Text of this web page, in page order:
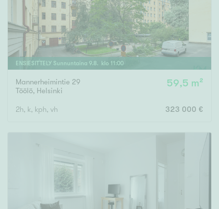
ENSIESITTELY Sunnuntaina 9.8. klo 11 :00
Mannerheimintie 29
Töölö, Helsinki
59,5 m²
2h, k, kph, vh 323 000 €